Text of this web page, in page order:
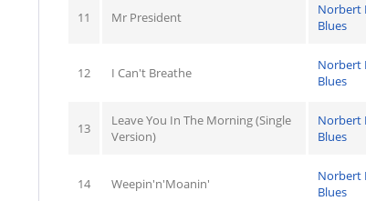
11 Mr President
Norbert
Blues
12 I Can't Breathe
Norbert
Blues
13
Leave You In The Morning (Single
Version)
Norbert
Blues
14 Weepin'n'Moanin'
Norbert
Blues